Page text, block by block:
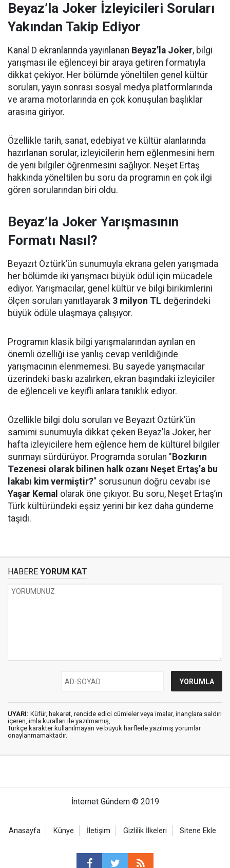
Beyaz’la Joker İzleyicileri Soruları
Yakından Takip Ediyor
Kanal D ekranlarında yayınlanan Beyaz’la Joker, bilgi
yarışması ile eğlenceyi bir araya getiren formatıyla
dikkat çekiyor. Her bölümde yöneltilen genel kültür
soruları, yayın sonrası sosyal medya platformlarında
ve arama motorlarında en çok konuşulan başlıklar
arasına giriyor.
Özellikle tarih, sanat, edebiyat ve kültür alanlarında
hazırlanan sorular, izleyicilerin hem eğlenmesini hem
de yeni bilgiler öğrenmesini sağlıyor. Neşet Ertaş
hakkında yöneltilen bu soru da programın en çok ilgi
gören sorularından biri oldu.
Beyaz’la Joker Yarışmasının
Formatı Nasıl?
Beyazıt Öztürk’ün sunumuyla ekrana gelen yarışmada
her bölümde iki yarışmacı büyük ödül için mücadele
ediyor. Yarışmacılar, genel kültür ve bilgi birikimlerini
ölçen soruları yanıtlayarak 3 milyon TL değerindeki
büyük ödüle ulaşmaya çalışıyor.
Programın klasik bilgi yarışmalarından ayrılan en
önemli özelliği ise yanlış cevap verildiğinde
yarışmacının elenmemesi. Bu sayede yarışmacılar
üzerindeki baskı azalırken, ekran başındaki izleyiciler
de eğlenceli ve keyifli anlara tanıklık ediyor.
Özellikle bilgi dolu soruları ve Beyazıt Öztürk’ün
samimi sunumuyla dikkat çeken Beyaz’la Joker, her
hafta izleyicilere hem eğlence hem de kültürel bilgiler
sunmayı sürdürüyor. Programda sorulan " Bozkırın
Tezenesi olarak bilinen halk ozanı Neşet Ertaş’a bu
lakabı kim vermiştir?" sorusunun doğru cevabı ise
Yaşar Kemal olarak öne çıkıyor. Bu soru, Neşet Ertaş’ın
Türk kültüründeki eşsiz yerini bir kez daha gündeme
taşıdı.
HABERE YORUM KAT
UYARI: Küfür, hakaret, rencide edici cümleler veya imalar, inançlara saldırı
içeren, imla kuralları ile yazılmamış,
Türkçe karakter kullanılmayan ve büyük harflerle yazılmış yorumlar
onaylanmamaktadır.
İnternet Gündem © 2019
Anasayfa Künye İletişim Gizlilik İlkeleri Sitene Ekle